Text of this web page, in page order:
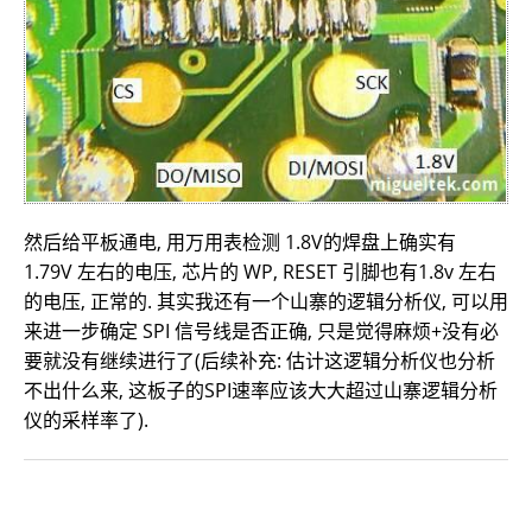
然后给平板通电, 用万用表检测 1.8V的焊盘上确实有
1.79V 左右的电压, 芯片的 WP, RESET 引脚也有1.8v 左右
的电压, 正常的. 其实我还有一个山寨的逻辑分析仪, 可以用
来进一步确定 SPI 信号线是否正确, 只是觉得麻烦+没有必
要就没有继续进行了(后续补充: 估计这逻辑分析仪也分析
不出什么来, 这板子的SPI速率应该大大超过山寨逻辑分析
仪的采样率了).